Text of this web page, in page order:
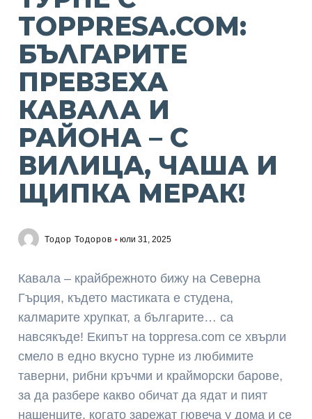
TOPPRESA.COM:
БЪЛГАРИТЕ
ПРЕВЗЕХА
КАВАЛА И
РАЙОНА – С
ВИЛИЦА, ЧАША И
ЩИПКА МЕРАК!
Тодор Тодоров юли 31, 2025
Кавала – крайбрежното бижу на Северна
Гърция, където мастиката е студена,
калмарите хрупкат, а българите… са
навсякъде! Екипът на toppresa.com се хвърли
смело в едно вкусно турне из любимите
таверни, рибни кръчми и крайморски барове,
за да разбере какво обичат да ядат и пият
нашенците, когато зарежат гювеча у дома и се